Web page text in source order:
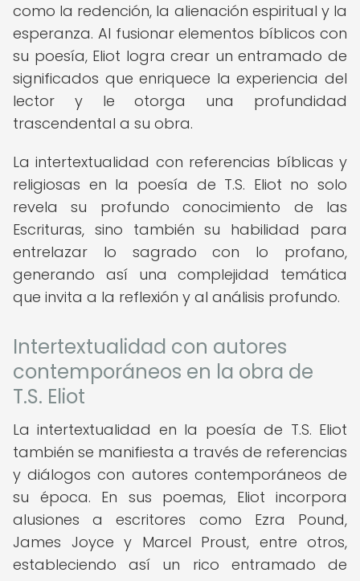
como la redención, la alienación espiritual y la
esperanza. Al fusionar elementos bíblicos con
su poesía, Eliot logra crear un entramado de
significados que enriquece la experiencia del
lector y le otorga una profundidad
trascendental a su obra.
La intertextualidad con referencias bíblicas y
religiosas en la poesía de T.S. Eliot no solo
revela su profundo conocimiento de las
Escrituras, sino también su habilidad para
entrelazar lo sagrado con lo profano,
generando así una complejidad temática
que invita a la reflexión y al análisis profundo.
Intertextualidad con autores
contemporáneos en la obra de
T.S. Eliot
La intertextualidad en la poesía de T.S. Eliot
también se manifiesta a través de referencias
y diálogos con autores contemporáneos de
su época. En sus poemas, Eliot incorpora
alusiones a escritores como Ezra Pound,
James Joyce y Marcel Proust, entre otros,
estableciendo así un rico entramado de